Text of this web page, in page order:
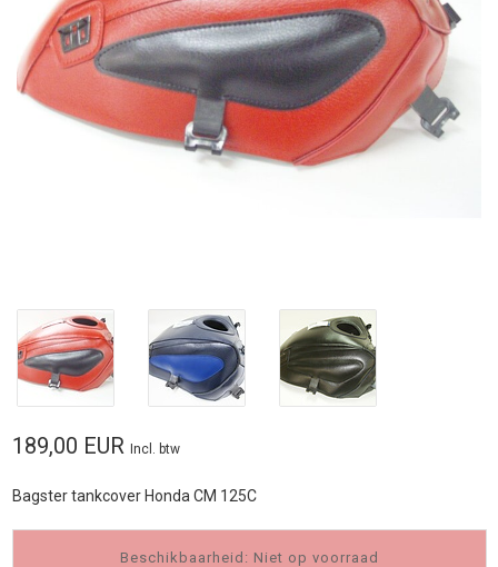
189,00 EUR Incl. btw
Bagster tankcover Honda CM 125C
Beschikbaarheid: Niet op voorraad